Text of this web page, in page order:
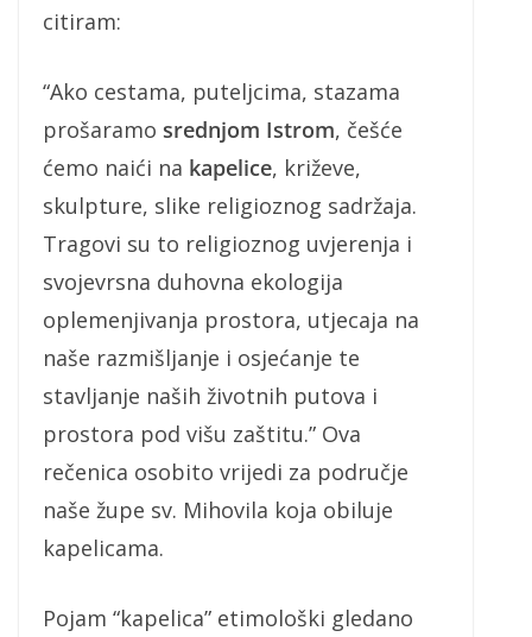
citiram:
“Ako cestama, puteljcima, stazama
prošaramo srednjom Istrom, češće
ćemo naići na kapelice, križeve,
skulpture, slike religioznog sadržaja.
Tragovi su to religioznog uvjerenja i
svojevrsna duhovna ekologija
oplemenjivanja prostora, utjecaja na
naše razmišljanje i osjećanje te
stavljanje naših životnih putova i
prostora pod višu zaštitu.” Ova
rečenica osobito vrijedi za područje
naše župe sv. Mihovila koja obiluje
kapelicama.
Pojam “kapelica” etimološki gledano